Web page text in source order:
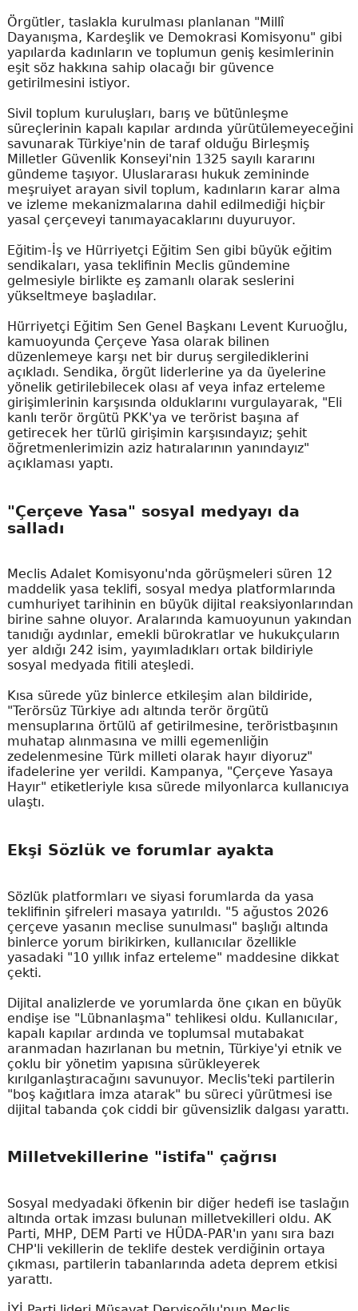
Örgütler, taslakla kurulması planlanan "Millî
Dayanışma, Kardeşlik ve Demokrasi Komisyonu" gibi
yapılarda kadınların ve toplumun geniş kesimlerinin
eşit söz hakkına sahip olacağı bir güvence
getirilmesini istiyor.
Sivil toplum kuruluşları, barış ve bütünleşme
süreçlerinin kapalı kapılar ardında yürütülemeyeceğini
savunarak Türkiye'nin de taraf olduğu Birleşmiş
Milletler Güvenlik Konseyi'nin 1325 sayılı kararını
gündeme taşıyor. Uluslararası hukuk zemininde
meşruiyet arayan sivil toplum, kadınların karar alma
ve izleme mekanizmalarına dahil edilmediği hiçbir
yasal çerçeveyi tanımayacaklarını duyuruyor.
Eğitim-İş ve Hürriyetçi Eğitim Sen gibi büyük eğitim
sendikaları, yasa teklifinin Meclis gündemine
gelmesiyle birlikte eş zamanlı olarak seslerini
yükseltmeye başladılar.
Hürriyetçi Eğitim Sen Genel Başkanı Levent Kuruoğlu,
kamuoyunda Çerçeve Yasa olarak bilinen
düzenlemeye karşı net bir duruş sergilediklerini
açıkladı. Sendika, örgüt liderlerine ya da üyelerine
yönelik getirilebilecek olası af veya infaz erteleme
girişimlerinin karşısında olduklarını vurgulayarak, "Eli
kanlı terör örgütü PKK'ya ve terörist başına af
getirecek her türlü girişimin karşısındayız; şehit
öğretmenlerimizin aziz hatıralarının yanındayız"
açıklaması yaptı.
"Çerçeve Yasa" sosyal medyayı da
salladı
Meclis Adalet Komisyonu'nda görüşmeleri süren 12
maddelik yasa teklifi, sosyal medya platformlarında
cumhuriyet tarihinin en büyük dijital reaksiyonlarından
birine sahne oluyor. Aralarında kamuoyunun yakından
tanıdığı aydınlar, emekli bürokratlar ve hukukçuların
yer aldığı 242 isim, yayımladıkları ortak bildiriyle
sosyal medyada fitili ateşledi.
Kısa sürede yüz binlerce etkileşim alan bildiride,
"Terörsüz Türkiye adı altında terör örgütü
mensuplarına örtülü af getirilmesine, teröristbaşının
muhatap alınmasına ve milli egemenliğin
zedelenmesine Türk milleti olarak hayır diyoruz"
ifadelerine yer verildi. Kampanya, "Çerçeve Yasaya
Hayır" etiketleriyle kısa sürede milyonlarca kullanıcıya
ulaştı.
Ekşi Sözlük ve forumlar ayakta
Sözlük platformları ve siyasi forumlarda da yasa
teklifinin şifreleri masaya yatırıldı. "5 ağustos 2026
çerçeve yasanın meclise sunulması" başlığı altında
binlerce yorum birikirken, kullanıcılar özellikle
yasadaki "10 yıllık infaz erteleme" maddesine dikkat
çekti.
Dijital analizlerde ve yorumlarda öne çıkan en büyük
endişe ise "Lübnanlaşma" tehlikesi oldu. Kullanıcılar,
kapalı kapılar ardında ve toplumsal mutabakat
aranmadan hazırlanan bu metnin, Türkiye'yi etnik ve
çoklu bir yönetim yapısına sürükleyerek
kırılganlaştıracağını savunuyor. Meclis'teki partilerin
"boş kağıtlara imza atarak" bu süreci yürütmesi ise
dijital tabanda çok ciddi bir güvensizlik dalgası yarattı.
Milletvekillerine "istifa" çağrısı
Sosyal medyadaki öfkenin bir diğer hedefi ise taslağın
altında ortak imzası bulunan milletvekilleri oldu. AK
Parti, MHP, DEM Parti ve HÜDA-PAR'ın yanı sıra bazı
CHP'li vekillerin de teklife destek verdiğinin ortaya
çıkması, partilerin tabanlarında adeta deprem etkisi
yarattı.